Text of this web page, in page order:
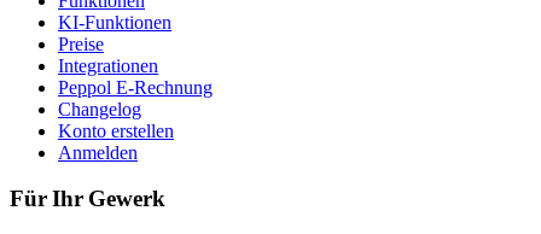
KI-Funktionen
Preise
Integrationen
Peppol E-Rechnung
Changelog
Konto erstellen
Anmelden
Für Ihr Gewerk